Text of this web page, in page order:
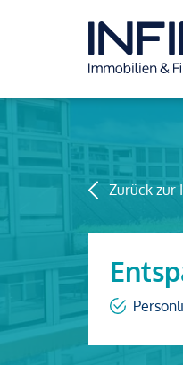
Zurück zur